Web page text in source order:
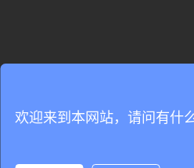
欢迎来到本网站，请问有什